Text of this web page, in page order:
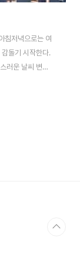
침저녁으로는 여
돌기 시작한다.
러운 날씨 변화
겨울의 잔재가
떨어질 가능성